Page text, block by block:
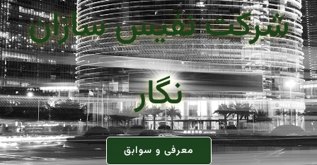
شرکت نفیس سازان
نگار
معرفی و سوابق